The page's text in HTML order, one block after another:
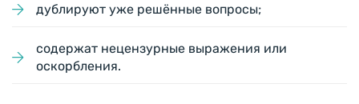
дублируют уже решённые вопросы;
содержат нецензурные выражения или
оскорбления.